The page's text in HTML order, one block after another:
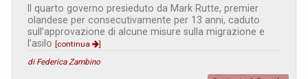
Il quarto governo presieduto da Mark Rutte, premier
olandese per consecutivamente per 13 anni, caduto
sull’approvazione di alcune misure sulla migrazione e
l’asilo [continua
]
di Federica Zambino